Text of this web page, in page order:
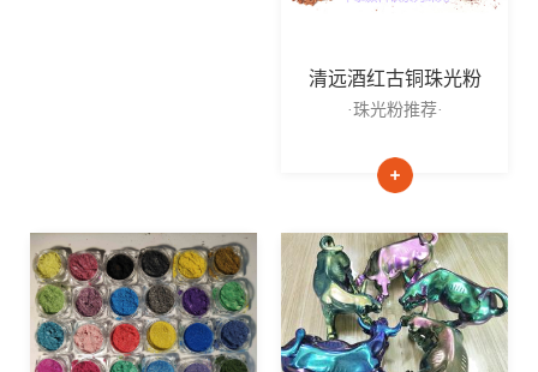
清远酒红古铜珠光粉
·珠光粉推荐·